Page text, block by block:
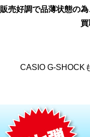
販売好調で品薄状態の
買
CASIO G-SHOCK